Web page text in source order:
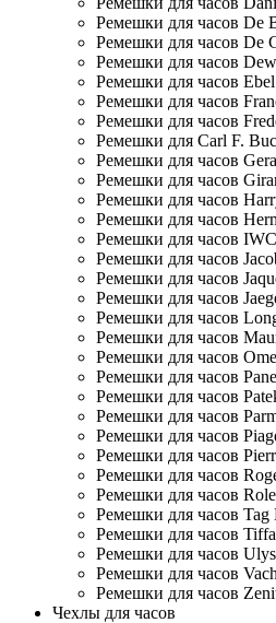
Ремешки для часов De
Ремешки для часов De
Ремешки для часов
Ремешки для часов Ebel
Ремешки для часов
Ремешки для часов
Ремешки для Carl F.
Ремешки для часов
Ремешки для часов
Ремешки для часов
Ремешки для часов
Ремешки для часов IWC
Ремешки для часов
Ремешки для часов
Ремешки для часов
Ремешки для часов
Ремешки для часов
Ремешки для часов
Ремешки для часов
Ремешки для часов
Ремешки для часов
Ремешки для часов
Ремешки для часов
Ремешки для часов
Ремешки для часов
Ремешки для часов Tag
Ремешки для часов
Ремешки для часов
Ремешки для часов
Ремешки для часов
Чехлы для часов